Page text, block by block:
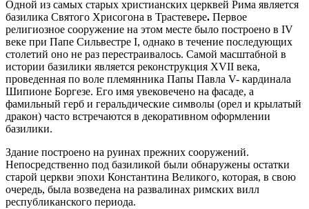
Одной из самых старых христианских церквей Рима является
базилика Святого Хрисогона в Трастевере. Первое
религиозное сооружение на этом месте было построено в IV
веке при Папе Сильвестре I, однако в течение последующих
столетий оно не раз перестраивалось. Самой масштабной в
истории базилики является реконструкция XVII века,
проведенная по воле племянника Папы Павла V- кардинала
Шипионе Боргезе. Его имя увековечено на фасаде, а
фамильный герб и геральдические символы (орел и крылатый
дракон) часто встречаются в декоративном оформлении
базилики.
Здание построено на руинах прежних сооружений.
Непосредственно под базиликой были обнаружены остатки
старой церкви эпохи Константина Великого, которая, в свою
очередь, была возведена на развалинах римских вилл
республиканского периода.